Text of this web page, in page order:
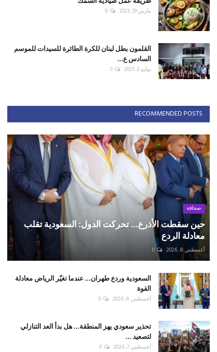
مارس 19, 2025 0
القلمون بطل لبنان للكرة الطائرة للسيدات للموسم
السادس ع...
يوليو 3, 2025 0
RECOMMENDED POSTS
صحافة
حين سقطت الأذرع... تحركت الدول: السعودية تقلب
معادلة الردع
أغسطس 8, 2026 0
السعودية وردع طهران... عندما تغيّر الرياض معادلة
القوة
أغسطس 8, 2026 0
تحذير سعودي يهز المنطقة... هل بدأ العد التنازلي
لتصعيد ...
أغسطس 7, 2026 0